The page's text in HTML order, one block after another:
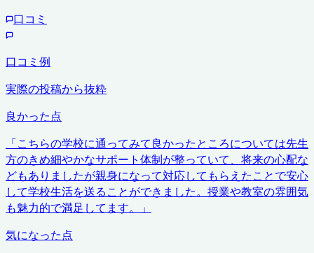
口コミ
口コミ例
実際の投稿から抜粋
良かった点
「こちらの学校に通ってみて良かったところについては先生
方のきめ細やかなサポート体制が整っていて、将来の心配な
どもありましたが親身になって対応してもらえたことで安心
して学校生活を送ることができました。授業や教室の雰囲気
も魅力的で満足してます。
」
気になった点